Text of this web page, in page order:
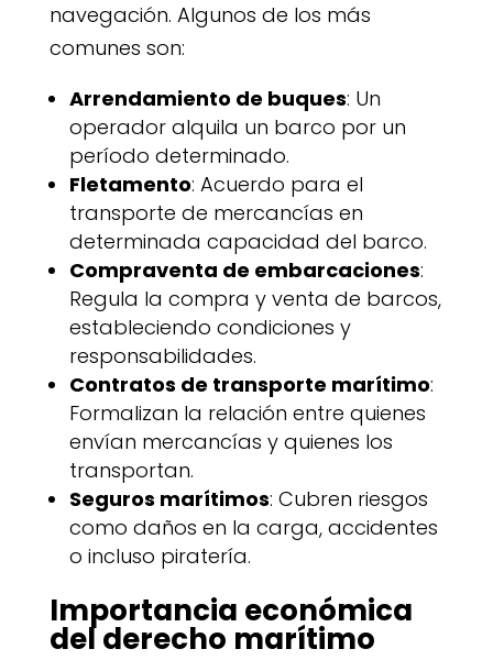
navegación. Algunos de los más
comunes son:
Arrendamiento de buques: Un
operador alquila un barco por un
período determinado.
Fletamento: Acuerdo para el
transporte de mercancías en
determinada capacidad del barco.
Compraventa de embarcaciones:
Regula la compra y venta de barcos,
estableciendo condiciones y
responsabilidades.
Contratos de transporte marítimo:
Formalizan la relación entre quienes
envían mercancías y quienes los
transportan.
Seguros marítimos: Cubren riesgos
como daños en la carga, accidentes
o incluso piratería.
Importancia económica
del derecho marítimo